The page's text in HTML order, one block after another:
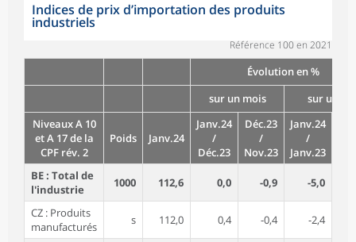
Indices de prix d’importation des produits
industriels
Référence 100 en 2021
Évolution en %
sur un mois
sur un an
Niveaux A 10
et A 17 de la
CPF rév. 2
Poids Janv.24
Janv.24
/
Déc.23
Déc.23
/
Nov.23
Janv.24
/
Janv.23
BE : Total de
l'industrie
1000 112,6 0,0 -0,9 -5,0
CZ : Produits
manufacturés
s 112,0 0,4 -0,4 -2,4